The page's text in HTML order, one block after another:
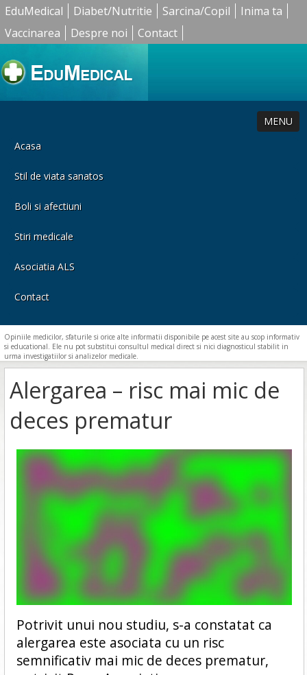
EduMedical Diabet/Nutritie Sarcina/Copil
Inima ta
Vaccinarea
Despre noi Contact
MENU
Acasa
Stil de viata sanatos
Boli si afectiuni
Stiri medicale
Asociatia ALS
Contact
Opiniile medicilor, sfaturile si orice alte informatii disponibile pe acest site au scop informativ
si educational. Ele nu pot substitui consultul medical direct si nici diagnosticul stabilit in
urma investigatiilor si analizelor medicale.
Alergarea – risc mai mic de
deces prematur
Potrivit unui nou studiu, s-a constatat ca
alergarea este asociata cu un risc
semnificativ mai mic de deces prematur,